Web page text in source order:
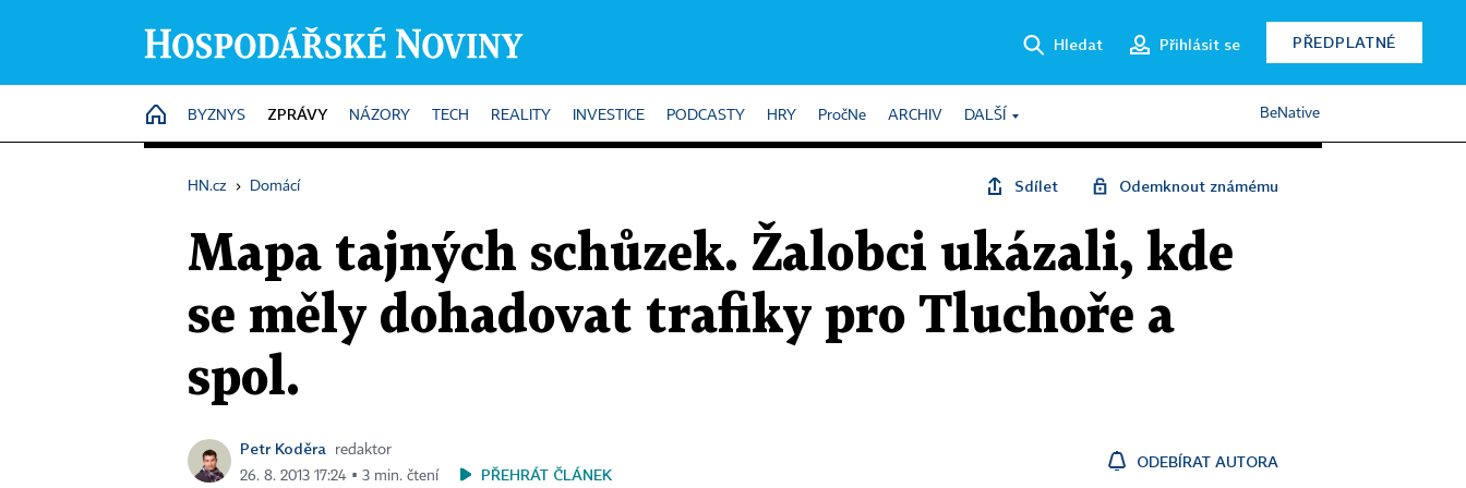
Hledat Přihlásit se PŘEDPLATNÉ
HOME
BYZNYS ZPRÁVY NÁZORY TECH REALITY INVESTICE PODCASTY HRY PročNe ARCHIV DALŠÍ BeNative
HN.cz › Domácí Sdílet Odemknout známému
Mapa tajných schůzek. Žalobci ukázali, kde
se měly dohadovat trafiky pro Tluchoře a
spol.
Petr Koděra
redaktor
26. 8. 2013 17:24 ▪ 3 min. čtení
PŘEHRÁT ČLÁNEK
ODEBÍRAT AUTORA